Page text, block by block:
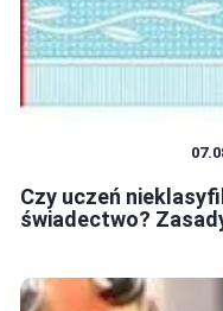
Czy uczeń
świadectwo?